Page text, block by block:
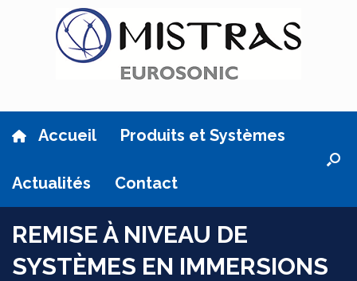
Accueil Produits et Systèmes
Actualités Contact
REMISE À NIVEAU DE
SYSTÈMES EN IMMERSIONS